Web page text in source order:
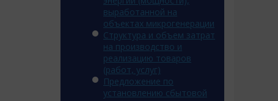
выработанной на
объектах микрогенерации
Структура и объем затрат
на производство и
реализацию товаров
(работ, услуг)
Предложение по
установлению сбытовой